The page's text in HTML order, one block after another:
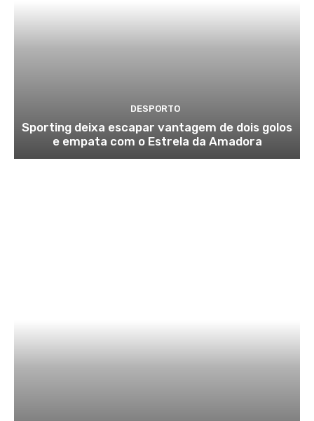
DESPORTO
Sporting deixa escapar vantagem de dois golos
e empata com o Estrela da Amadora